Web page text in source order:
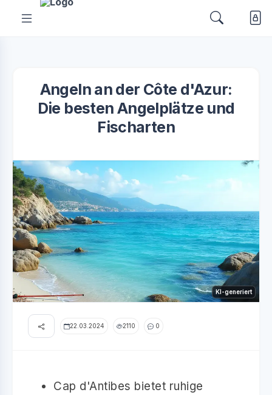
Angeln an der Côte d'Azur:
Die besten Angelplätze und
Fischarten
KI-generiert
22.03.2024 2110 0
Cap d'Antibes bietet ruhige